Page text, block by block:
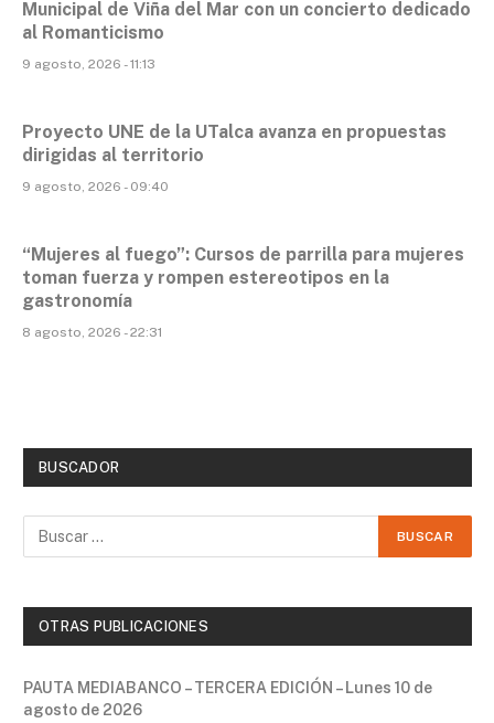
Municipal de Viña del Mar con un concierto dedicado
al Romanticismo
9 agosto, 2026 - 11:13
Proyecto UNE de la UTalca avanza en propuestas
dirigidas al territorio
9 agosto, 2026 - 09:40
“Mujeres al fuego”: Cursos de parrilla para mujeres
toman fuerza y rompen estereotipos en la
gastronomía
8 agosto, 2026 - 22:31
BUSCADOR
OTRAS PUBLICACIONES
PAUTA MEDIABANCO – TERCERA EDICIÓN – Lunes 10 de
agosto de 2026